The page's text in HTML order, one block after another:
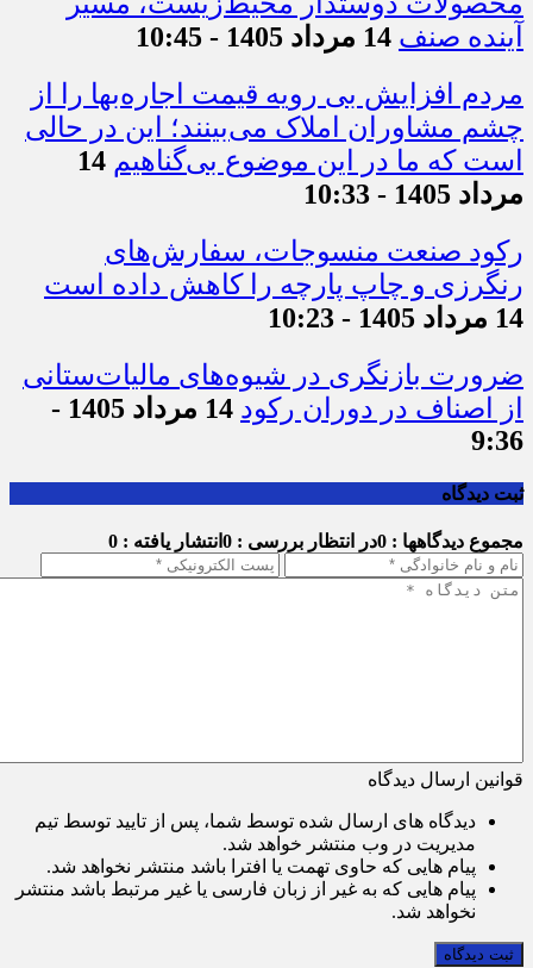
آینده صنف 14 مرداد 1405 - 10:45
مردم افزایش بی رویه قیمت اجاره‌بها را از
چشم مشاوران املاک می‌بینند؛ این در حالی
است که ما در این موضوع بی‌گناهیم 14
مرداد 1405 - 10:33
رکود صنعت منسوجات، سفارش‌های
رنگرزی و چاپ پارچه را کاهش داده است
14 مرداد 1405 - 10:23
ضرورت بازنگری در شیوه‌های مالیات‌ستانی
از اصناف در دوران رکود
14 مرداد 1405 -
9:36
ثبت دیدگاه
مجموع دیدگاهها : 0 در انتظار بررسی : 0 انتشار یافته : 0
قوانین ارسال دیدگاه
دیدگاه های ارسال شده توسط شما، پس از تایید توسط تیم
مدیریت در وب منتشر خواهد شد.
پیام هایی که حاوی تهمت یا افترا باشد منتشر نخواهد شد.
پیام هایی که به غیر از زبان فارسی یا غیر مرتبط باشد منتشر
نخواهد شد.
ثبت دیدگاه